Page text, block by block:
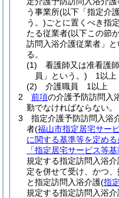
う事業所(以下「指定介
う。)ごとに置くべき指
たる従業者(以下この節
訪問入浴介護従業者」と
る。
(1)
看護師又は准看護師
員」という。) 1以上
(2)
介護職員 1以上
2
前項の介護予防訪問入
勤でなければならない。
3
指定介護予防訪問入浴
者(福山市指定居宅サー
に関する基準等を定める
「指定居宅サービス等
規定する指定訪問入浴
定を併せて受け、かつ
と指定訪問入浴介護(指
規定する指定訪問入浴